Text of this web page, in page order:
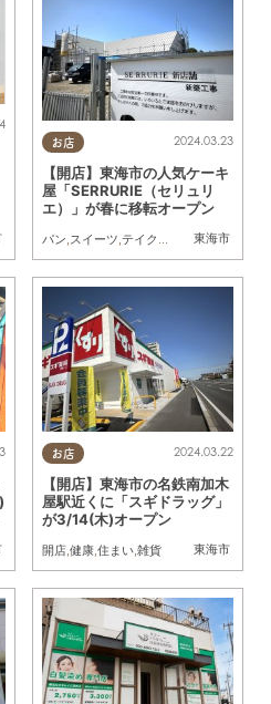
お店
東海市
2024.03.23
【開店】東海市の人気ケーキ
屋「SERRURIE（セリュリ
エ）」が春に移転オープン
パン,スイーツ,テイクアウト ,開店,親子
とりさま
お店
東海市
2024.03.22
【開店】東海市の名鉄南加木
屋駅近くに「スギドラッグ」
が3/14(木)オープン
開店,健康,住まい,雑貨